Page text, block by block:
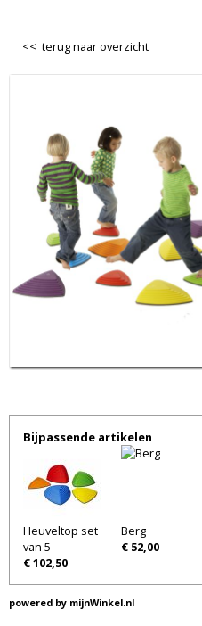
<< terug naar overzicht
Bijpassende artikelen
Heuveltop set
van 5
€ 102,50
Berg
€ 52,00
powered by mijnWinkel.nl